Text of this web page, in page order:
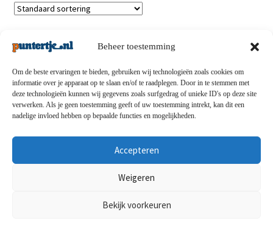
Beheer toestemming
Om de beste ervaringen te bieden, gebruiken wij technologieën zoals cookies om
informatie over je apparaat op te slaan en/of te raadplegen. Door in te stemmen met
deze technologieën kunnen wij gegevens zoals surfgedrag of unieke ID's op deze site
verwerken. Als je geen toestemming geeft of uw toestemming intrekt, kan dit een
nadelige invloed hebben op bepaalde functies en mogelijkheden.
Accepteren
Weigeren
Bekijk voorkeuren
Privacybeleid-Verzending en retouren-Algemene
voorwaarden-Disclaimert-Betaalmethoden-Over ons
Contact